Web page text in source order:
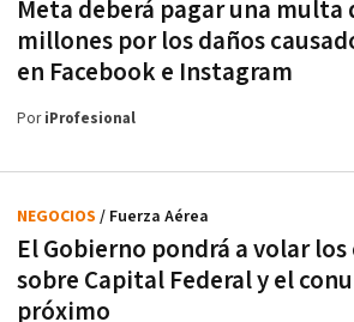
Meta deberá pagar una multa
millones por los daños
en Facebook e Instagram
PoriProfesional
El Gobierno pondrá a volar los
sobre Capital Federal y el
próximo
NEGOCIOS / Fuerza Aérea